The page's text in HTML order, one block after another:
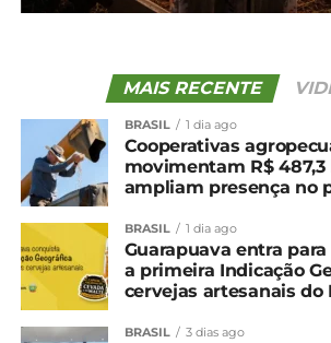
MAIS RECENTE
BRASIL 1 dia ago
Cooperativas
movimentam R$ 487,3
ampliam presença no
BRASIL 1 dia ago
Guarapuava entra
a primeira Indicação
cervejas artesanais do
BRASIL 3 dias ago